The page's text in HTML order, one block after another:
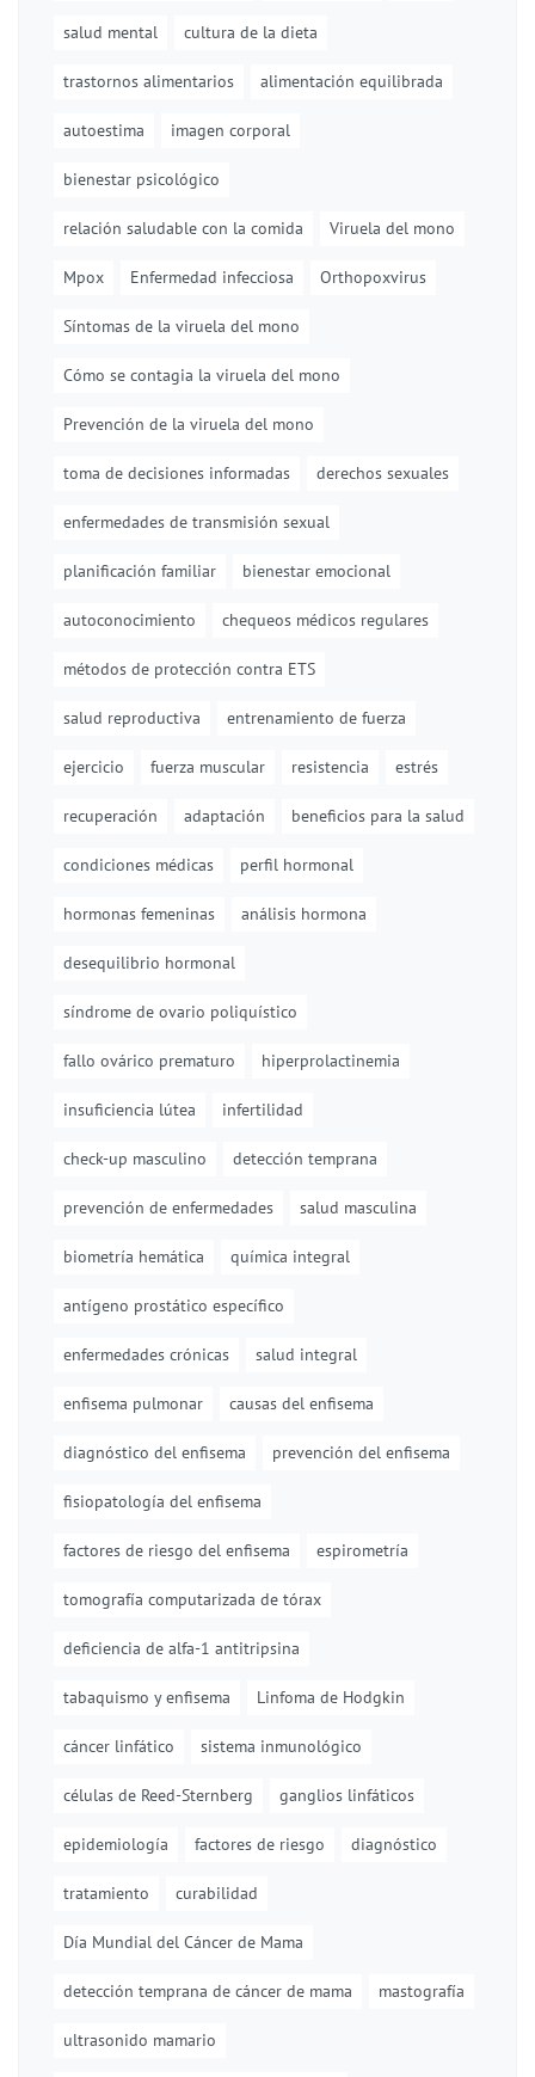
salud mental cultura de la dieta
trastornos alimentarios alimentación equilibrada
autoestima imagen corporal
bienestar psicológico
relación saludable con la comida Viruela del mono
Mpox Enfermedad infecciosa Orthopoxvirus
Síntomas de la viruela del mono
Cómo se contagia la viruela del mono
Prevención de la viruela del mono
toma de decisiones informadas derechos sexuales
enfermedades de transmisión sexual
planificación familiar bienestar emocional
autoconocimiento chequeos médicos regulares
métodos de protección contra ETS
salud reproductiva entrenamiento de fuerza
ejercicio fuerza muscular resistencia estrés
recuperación adaptación beneficios para la salud
condiciones médicas perfil hormonal
hormonas femeninas análisis hormona
desequilibrio hormonal
síndrome de ovario poliquístico
fallo ovárico prematuro hiperprolactinemia
insuficiencia lútea infertilidad
check-up masculino detección temprana
prevención de enfermedades salud masculina
biometría hemática química integral
antígeno prostático específico
enfermedades crónicas salud integral
enfisema pulmonar causas del enfisema
diagnóstico del enfisema prevención del enfisema
fisiopatología del enfisema
factores de riesgo del enfisema espirometría
tomografía computarizada de tórax
deficiencia de alfa-1 antitripsina
tabaquismo y enfisema Linfoma de Hodgkin
cáncer linfático sistema inmunológico
células de Reed-Sternberg ganglios linfáticos
epidemiología factores de riesgo diagnóstico
tratamiento curabilidad
Día Mundial del Cáncer de Mama
detección temprana de cáncer de mama mastografía
ultrasonido mamario